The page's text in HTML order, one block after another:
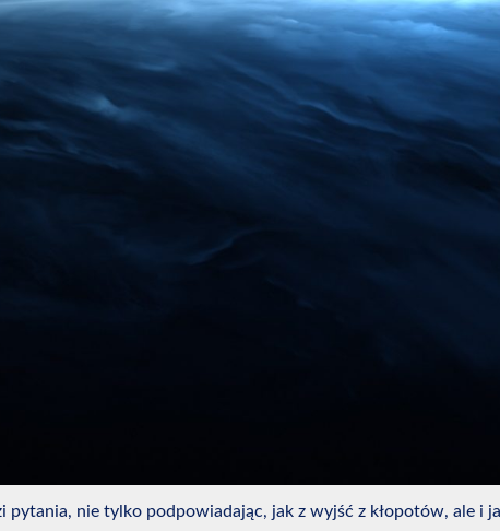
nie tylko podpowiadając, jak z wyjść z kłopotów, ale i